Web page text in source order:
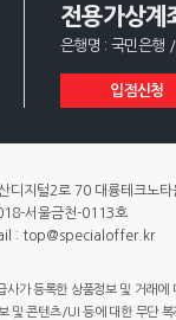
전용가상계
은행명 : 국민은행
입점신청
디지털2로 70 대륭테크노
서울금천-0113호
: top@specialoffer.kr
가 등록한 상품정보 및 거래
및 콘텐츠/UI 등에 대한 무단